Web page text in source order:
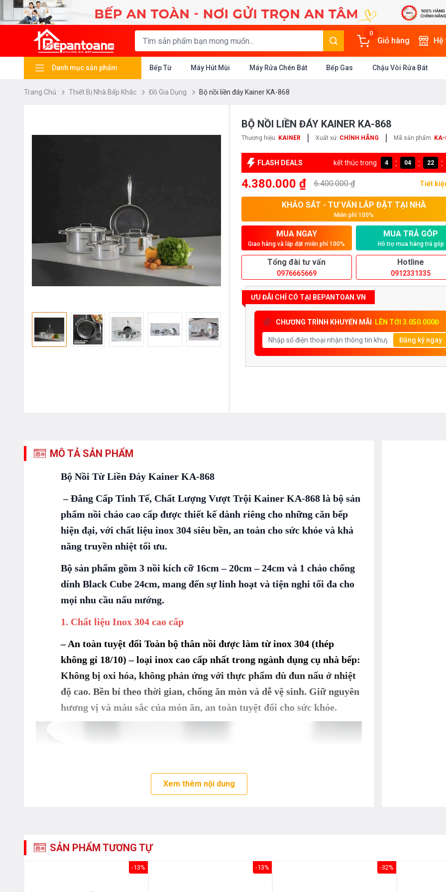
0
Giỏ hàng
Danh mục sản phẩm Bếp Từ Máy Hút Mùi Máy Rửa Chén Bát Bếp Gas Chậu Vòi Rửa Bát
Trang Chủ Thiết Bị Nhà Bếp Khác Đồ Gia Dụng Bộ nồi liền đáy Kainer KA-868
BỘ NỒI LIỀN ĐÁY KAINER KA-868
Thương hiệu KAINER | Xuất xứ CHÍNH HÃNG | Mã sản phẩm
FLASH DEALS kết thúc trong 4 : 04 : 22 :
4.380.000 ₫ 6.400.000 ₫ Tiết
KHẢO SÁT - TƯ VẤN LẮP ĐẶT TẠI NHÀ
Miễn phí 100%
MUA NGAY
Giao hàng và lắp đặt miễn phí 100%
MUA TRẢ GÓP
Hỗ trợ mua hàng trả góp
Tổng đài tư vấn
0976665669
Hotline
0912331335
ƯU ĐÃI CHỈ CÓ TẠI BEPANTOAN.VN
CHƯƠNG TRÌNH KHUYẾN MÃI LÊN TỚI 3.050.000Đ
Đăng ký ngay
MÔ TẢ SẢN PHẨM
Bộ Nồi Từ Liền Đáy Kainer KA-868
– Đẳng Cấp Tinh Tế, Chất Lượng Vượt Trội Kainer KA-868 là bộ sản
phẩm nồi chảo cao cấp được thiết kế dành riêng cho những căn bếp
hiện đại, với chất liệu inox 304 siêu bền, an toàn cho sức khỏe và khả
năng truyền nhiệt tối ưu.
Bộ sản phẩm gồm 3 nồi kích cỡ 16cm – 20cm – 24cm và 1 chảo chống
dính Black Cube 24cm, mang đến sự linh hoạt và tiện nghi tối đa cho
mọi nhu cầu nấu nướng.
1. Chất liệu Inox 304 cao cấp
– An toàn tuyệt đối Toàn bộ thân nồi được làm từ inox 304 (thép
không gỉ 18/10) – loại inox cao cấp nhất trong ngành dụng cụ nhà bếp:
Không bị oxi hóa, không phản ứng với thực phẩm dù đun nấu ở nhiệt
độ cao. Bền bỉ theo thời gian, chống ăn mòn và dễ vệ sinh. Giữ nguyên
hương vị và màu sắc của món ăn, an toàn tuyệt đối cho sức khỏe.
Xem thêm nội dung
SẢN PHẨM TƯƠNG TỰ
-13% -13% -32%